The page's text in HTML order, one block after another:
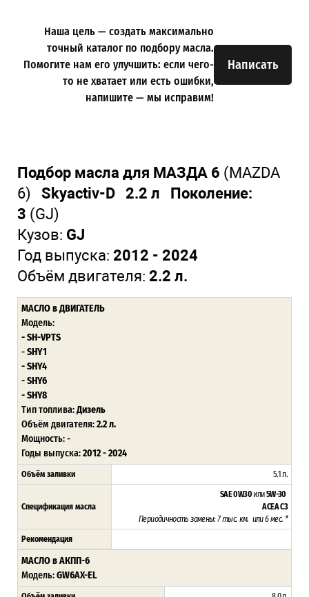
Написать
Наша цель — создать максимально
точный каталог по подбору масла.
Помогите нам его улучшить: если чего-
то не хватает или есть ошибки,
напишите — мы исправим!
Подбор масла для МАЗДА 6 (MAZDA
6) Skyactiv-D 2.2 л Поколение:
3 (GJ)
Кузов: GJ
Год выпуска: 2012 - 2024
Объём двигателя: 2.2 л.
МАСЛО в ДВИГАТЕЛЬ
Модель:
- SH-VPTS
-SHY1
- SHY4
- SHY6
- SHY8
Тип топлива:Дизель
Объём двигателя:2.2 л.
Мощность: -
Годы выпуска:2012 - 2024
Объём заливки 5.1 л.
Спецификация масла
SAE 0W30 или5W-30
ACEA C3
Периодичность замены: 7 тыс. км. или 6 мес. *
Рекомендация
МАСЛО в АКПП-6
Модель:GW6AX-EL